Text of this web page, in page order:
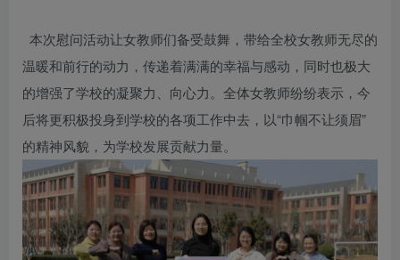
本次慰问活动让女教师们备受鼓舞，带给全校女教师无尽的
温暖和前行的动力，传递着满满的幸福与感动，同时也极大
的增强了学校的凝聚力、向心力。全体女教师纷纷表示，今
后将更积极投身到学校的各项工作中去，以“巾帼不让须眉”
的精神风貌，为学校发展贡献力量。